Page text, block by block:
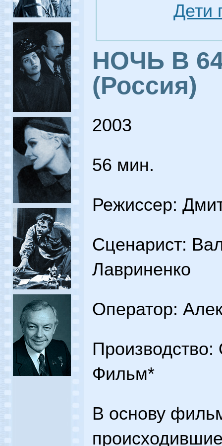
Дети
НОЧЬ В
(Россия)
2003
56 мин.
Режиссер:
Сценарист:
Лавриненко
Оператор:
Фильм*
В основу